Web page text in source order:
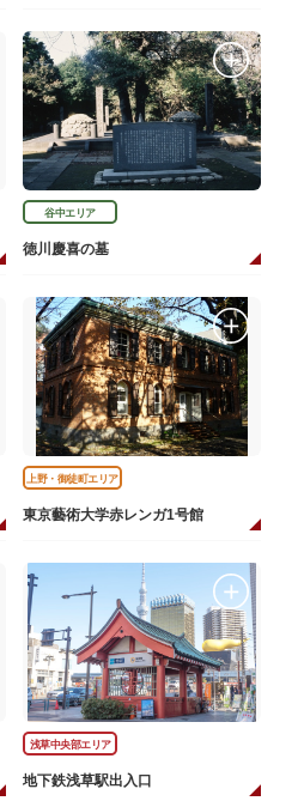
谷中エリア
徳川慶喜の墓
上野・御徒町エリア
東京藝術大学赤レンガ1号館
浅草中央部エリア
地下鉄浅草駅出入口